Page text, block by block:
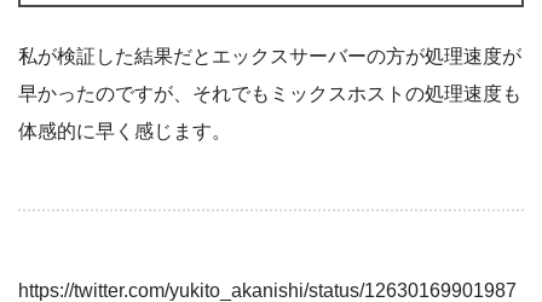
私が検証した結果だとエックスサーバーの方が処理速度が
早かったのですが、それでもミックスホストの処理速度も
体感的に早く感じます。
https://twitter.com/yukito_akanishi/status/12630169901987